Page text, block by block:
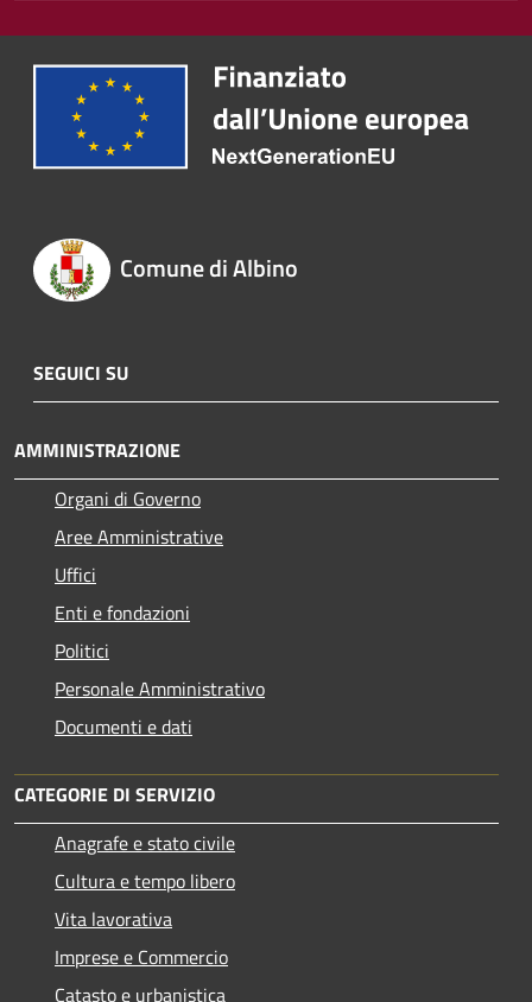
Comune di Albino
SEGUICI SU
AMMINISTRAZIONE
Organi di Governo
Aree Amministrative
Uffici
Enti e fondazioni
Politici
Personale Amministrativo
Documenti e dati
CATEGORIE DI SERVIZIO
Anagrafe e stato civile
Cultura e tempo libero
Vita lavorativa
Imprese e Commercio
Catasto e urbanistica